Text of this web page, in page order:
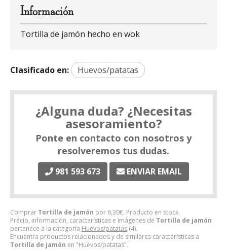
Comprar Tortilla de jamón por 6,30€. Producto en stock.
Precio, información, características e imágenes de Tortilla de jamón
pertenece a la categoría Huevos/patatas (4).
Encuentra productos relacionados y de similares características a
Tortilla de jamón en "Huevos/patatas".
Información
Tortilla de jamón hecho en wok
Clasificado en: Huevos/patatas
¿Alguna duda? ¿Necesitas
asesoramiento?
Ponte en contacto con nosotros y
resolveremos tus dudas.
981 593 673 ENVIAR EMAIL